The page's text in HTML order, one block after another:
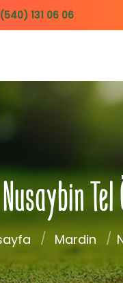
131 06 06
Nusaybin
Mardin